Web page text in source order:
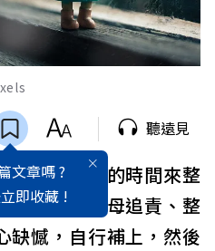
文章嗎 ?
即收藏 !
聽遠見
人會花一生的時間來整
要不停向父母追責、整
缺憾，自行補上，然後